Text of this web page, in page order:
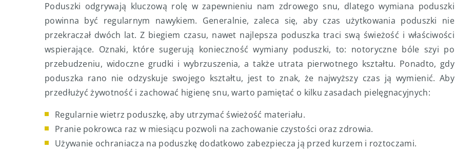
Poduszki odgrywają kluczową rolę w zapewnieniu nam zdrowego snu, dlatego wymiana poduszki
powinna być regularnym nawykiem. Generalnie, zaleca się, aby czas użytkowania poduszki nie
przekraczał dwóch lat. Z biegiem czasu, nawet najlepsza poduszka traci swą świeżość i właściwości
wspierające. Oznaki, które sugerują konieczność wymiany poduszki, to: notoryczne bóle szyi po
przebudzeniu, widoczne grudki i wybrzuszenia, a także utrata pierwotnego kształtu. Ponadto, gdy
poduszka rano nie odzyskuje swojego kształtu, jest to znak, że najwyższy czas ją wymienić. Aby
przedłużyć żywotność i zachować higienę snu, warto pamiętać o kilku zasadach pielęgnacyjnych:
Regularnie wietrz poduszkę, aby utrzymać świeżość materiału.
Pranie pokrowca raz w miesiącu pozwoli na zachowanie czystości oraz zdrowia.
Używanie ochraniacza na poduszkę dodatkowo zabezpiecza ją przed kurzem i roztoczami.